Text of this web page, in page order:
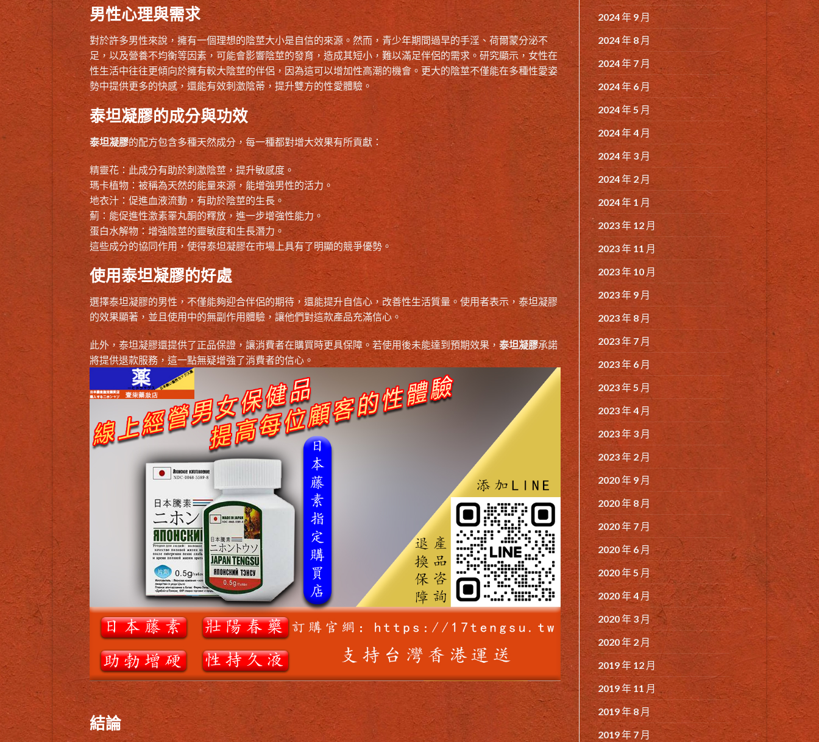
男性心理與需求
對於許多男性來說，擁有一個理想的陰莖大小是自信的來源。然而，青少年期間過早的手淫、荷爾蒙分泌不
足，以及營養不均衡等因素，可能會影響陰莖的發育，造成其短小，難以滿足伴侶的需求。研究顯示，女性在
性生活中往往更傾向於擁有較大陰莖的伴侶，因為這可以增加性高潮的機會。更大的陰莖不僅能在多種性愛姿
勢中提供更多的快感，還能有效刺激陰蒂，提升雙方的性愛體驗。
泰坦凝膠的成分與功效
泰坦凝膠的配方包含多種天然成分，每一種都對增大效果有所貢獻：
精靈花：此成分有助於刺激陰莖，提升敏感度。
瑪卡植物：被稱為天然的能量來源，能增強男性的活力。
地衣汁：促進血液流動，有助於陰莖的生長。
薊：能促進性激素睪丸酮的釋放，進一步增強性能力。
蛋白水解物：增強陰莖的靈敏度和生長潛力。
這些成分的協同作用，使得泰坦凝膠在市場上具有了明顯的競爭優勢。
使用泰坦凝膠的好處
選擇泰坦凝膠的男性，不僅能夠迎合伴侶的期待，還能提升自信心，改善性生活質量。使用者表示，泰坦凝膠
的效果顯著，並且使用中的無副作用體驗，讓他們對這款產品充滿信心。
此外，泰坦凝膠還提供了正品保證，讓消費者在購買時更具保障。若使用後未能達到預期效果， 泰坦凝膠承諾
將提供退款服務，這一點無疑增強了消費者的信心。
結論
2024 年 9 月
2024 年 8 月
2024 年 7 月
2024 年 6 月
2024 年 5 月
2024 年 4 月
2024 年 3 月
2024 年 2 月
2024 年 1 月
2023 年 12 月
2023 年 11 月
2023 年 10 月
2023 年 9 月
2023 年 8 月
2023 年 7 月
2023 年 6 月
2023 年 5 月
2023 年 4 月
2023 年 3 月
2023 年 2 月
2020 年 9 月
2020 年 8 月
2020 年 7 月
2020 年 6 月
2020 年 5 月
2020 年 4 月
2020 年 3 月
2020 年 2 月
2019 年 12 月
2019 年 11 月
2019 年 8 月
2019 年 7 月